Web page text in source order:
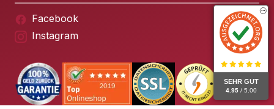
Facebook
Instagram
SEHR GUT
4.95 / 5.00